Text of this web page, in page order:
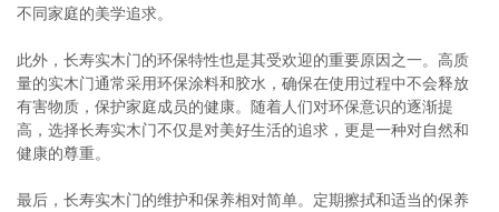
不同家庭的美学追求。
此外，长寿实木门的环保特性也是其受欢迎的重要原因之一。高质
量的实木门通常采用环保涂料和胶水，确保在使用过程中不会释放
有害物质，保护家庭成员的健康。随着人们对环保意识的逐渐提
高，选择长寿实木门不仅是对美好生活的追求，更是一种对自然和
健康的尊重。
最后，长寿实木门的维护和保养相对简单。定期擦拭和适当的保养